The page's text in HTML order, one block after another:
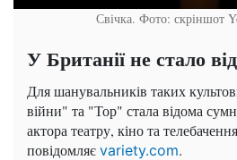
Свічка. Фото: скріншот
У Британії не стало
Для шанувальників таких
війни" та "Тор" стала відома
актора театру, кіно та
повідомляє variety.com.